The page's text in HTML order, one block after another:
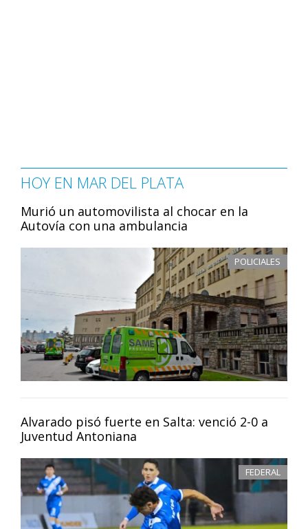
HOY EN MAR DEL PLATA
Murió un automovilista al chocar en la
Autovía con una ambulancia
POLICIALES
Alvarado pisó fuerte en Salta: venció 2-0 a
Juventud Antoniana
FEDERAL